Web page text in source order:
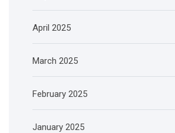
April 2025
March 2025
February 2025
January 2025